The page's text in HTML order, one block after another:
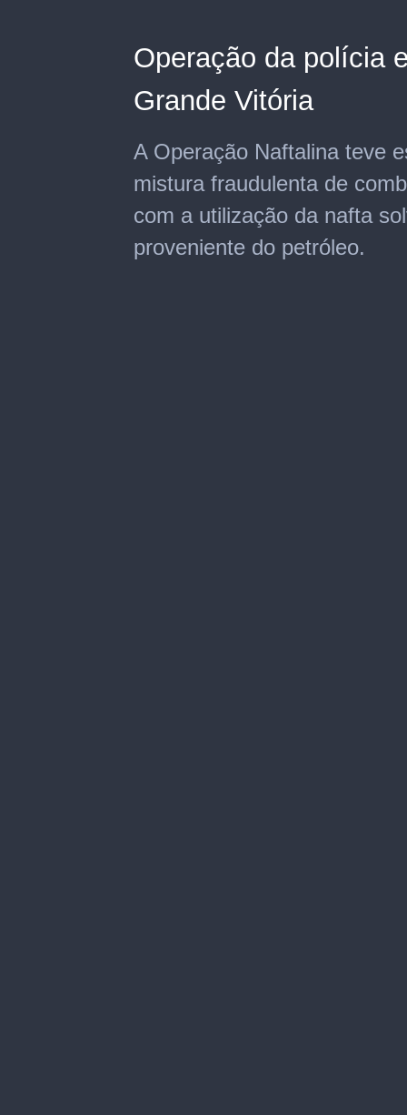
Operação da polícia
Grande Vitória
A Operação Naftalina teve
mistura fraudulenta de
com a utilização da nafta
proveniente do petróleo.